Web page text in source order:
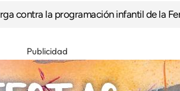
la programación infantil de la Feria de
Publicidad